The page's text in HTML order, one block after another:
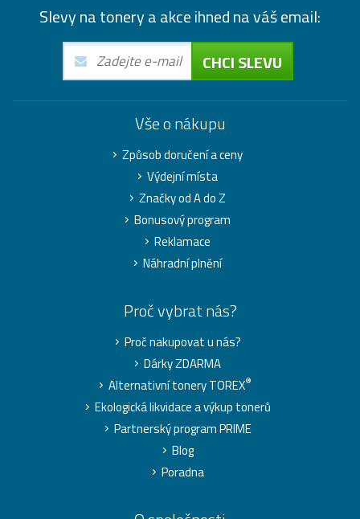
Slevy na tonery a akce ihned na váš email:
CHCI SLEVU
Vše o nákupu
Způsob doručení a ceny
Výdejní místa
Značky od A do Z
Bonusový program
Reklamace
Náhradní plnění
Proč vybrat nás?
Proč nakupovat u nás?
Dárky ZDARMA
Alternativní tonery TOREX®
Ekologická likvidace a výkup tonerů
Partnerský program PRIME
Blog
Poradna